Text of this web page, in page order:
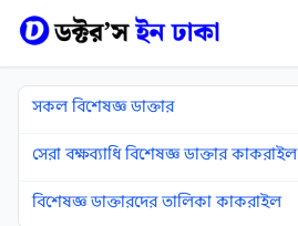
সকল বিশেষজ্ঞ ডাক্তার
সেরা বক্ষব্যাধি বিশেষজ্ঞ ডাক্তার কাকরাইল
বিশেষজ্ঞ ডাক্তারদের তালিকা কাকরাইল